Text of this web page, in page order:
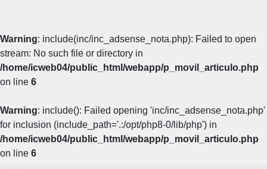
Warning: include(inc/inc_adsense_nota.php): Failed to open
stream: No such file or directory in
/home/icweb04/public_html/webapp/p_movil_articulo.php
on line 6
Warning: include(): Failed opening 'inc/inc_adsense_nota.php'
for inclusion (include_path='.:/opt/php8-0/lib/php') in
/home/icweb04/public_html/webapp/p_movil_articulo.php
on line 6